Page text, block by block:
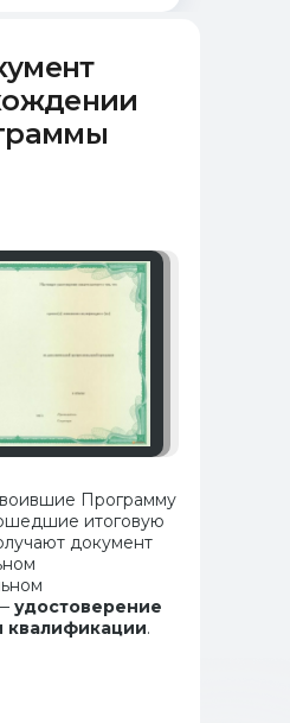
Программу
итоговую
документ
удостоверение
.